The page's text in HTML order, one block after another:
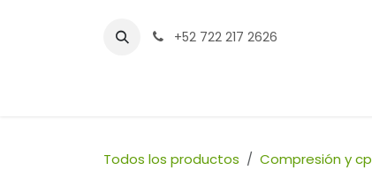
+52 722 217 2626
Todos los productos Compresión y cp